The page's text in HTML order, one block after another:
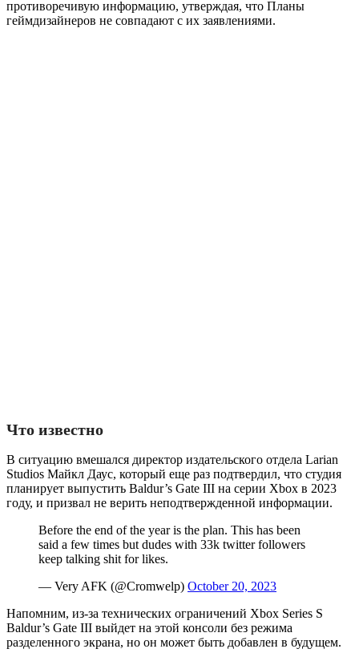
противоречивую информацию, утверждая, что Планы
геймдизайнеров не совпадают с их заявлениями.
Что известно
В ситуацию вмешался директор издательского отдела Larian
Studios Майкл Даус, который еще раз подтвердил, что студия
планирует выпустить Baldur’s Gate III на серии Xbox в 2023
году, и призвал не верить неподтвержденной информации.
Before the end of the year is the plan. This has been
said a few times but dudes with 33k twitter followers
keep talking shit for likes.
— Very AFK (@Cromwelp) October 20, 2023
Напомним, из-за технических ограничений Xbox Series S
Baldur’s Gate III выйдет на этой консоли без режима
разделенного экрана, но он может быть добавлен в будущем.